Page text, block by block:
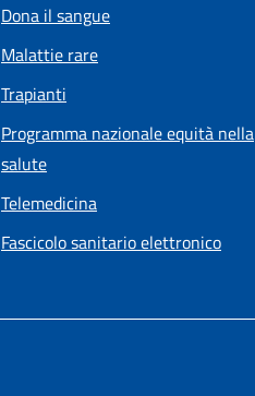
Dona il sangue
Malattie rare
Trapianti
Programma nazionale equità nella
salute
Telemedicina
Fascicolo sanitario elettronico